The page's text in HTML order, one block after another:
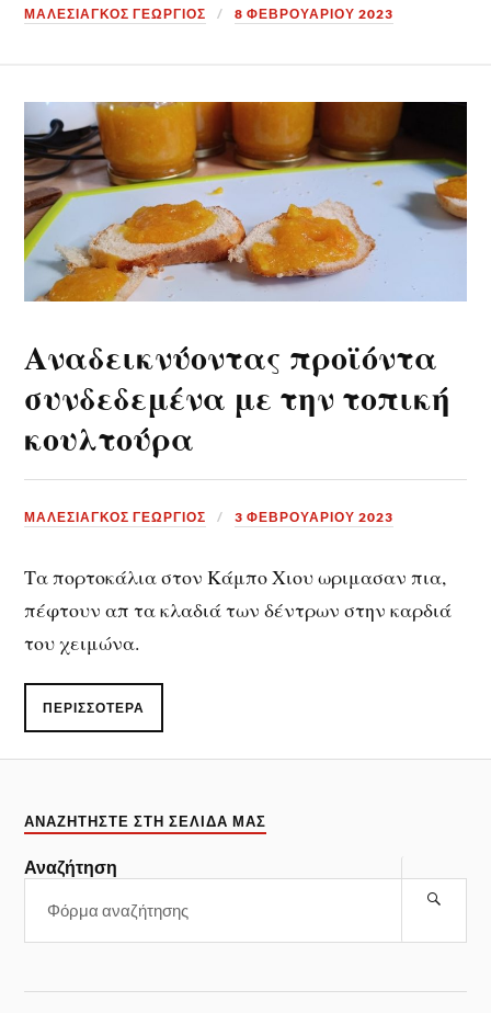
ΜΑΛΕΣΙΑΓΚΟΣ ΓΕΩΡΓΙΟΣ 8 ΦΕΒΡΟΥΑΡΊΟΥ 2023
Αναδεικνύοντας προϊόντα
συνδεδεμένα με την τοπική
κουλτούρα
ΜΑΛΕΣΙΑΓΚΟΣ ΓΕΩΡΓΙΟΣ 3 ΦΕΒΡΟΥΑΡΊΟΥ 2023
Τα πορτοκάλια στον Κάμπο Χιου ωριμασαν πια,
πέφτουν απ τα κλαδιά των δέντρων στην καρδιά
του χειμώνα.
ΠΕΡΙΣΣΌΤΕΡΑ
ΑΝΑΖΗΤΉΣΤΕ ΣΤΗ ΣΕΛΊΔΑ ΜΑΣ
Αναζήτηση